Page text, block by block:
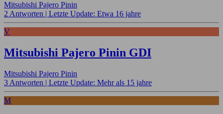
Mitsubishi Pajero Pinin
2 Antworten | Letzte Update: Etwa 16 jahre
V
Mitsubishi Pajero Pinin GDI
Mitsubishi Pajero Pinin
3 Antworten | Letzte Update: Mehr als 15 jahre
M